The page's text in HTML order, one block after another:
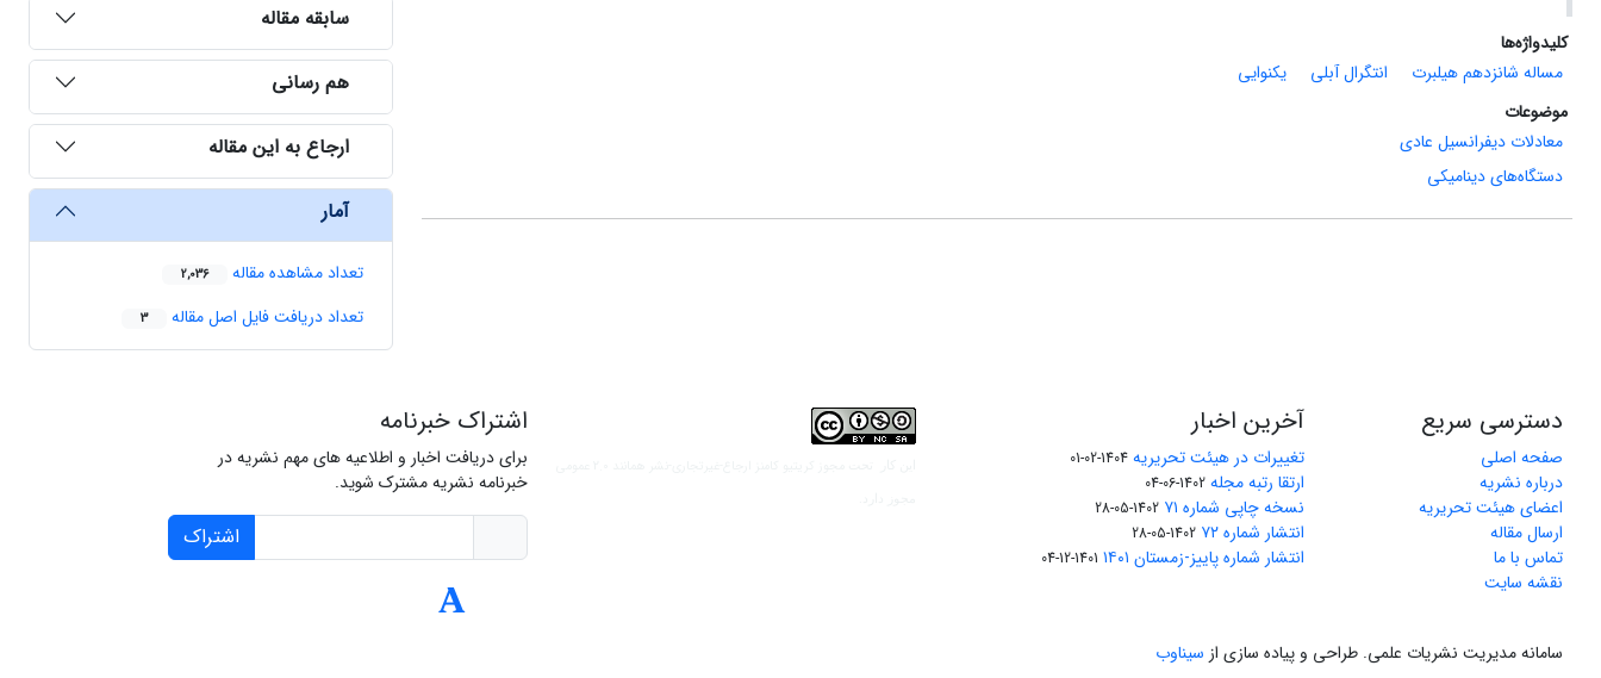
کلیدواژه‌ها
مساله شانزدهم هیلبرت
انتگرال آبلی
یکنوایی
موضوعات
معادلات دیفرانسیل عادی
دستگاه‌های دینامیکی
سابقه مقاله
هم رسانی
ارجاع به این مقاله
آمار
تعداد مشاهده مقاله 2,036
تعداد دریافت فایل اصل مقاله 3
دسترسی سریع
صفحه اصلی
درباره نشریه
اعضای هیئت تحریریه
ارسال مقاله
تماس با ما
نقشه سایت
آخرین اخبار
تغییرات در هیئت تحریریه 1404-02-01
ارتقا رتبه مجله 1402-06-04
نسخه چاپی شماره ۷۱ 1402-05-28
انتشار شماره ۷۲ 1402-05-28
انتشار شماره پاییز-زمستان ۱۴۰۱ 1401-12-04
اشتراک خبرنامه
برای دریافت اخبار و اطلاعیه های مهم نشریه در
خبرنامه نشریه مشترک شوید.
اشتراک
سامانه مدیریت نشریات علمی. طراحی و پیاده سازی از سیناوب